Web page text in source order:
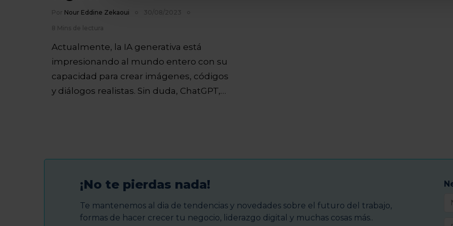
Por Nour Eddine Zekaoui 30/08/2023
8 Mins de lectura
Actualmente, la IA generativa está
impresionando al mundo entero con su
capacidad para crear imágenes, códigos
y diálogos realistas. Sin duda, ChatGPT,…
¡No te pierdas nada!
Te mantenemos al dia de tendencias y novedades sobre el futuro del trabajo,
formas de hacer crecer tu negocio, liderazgo digital y muchas cosas más..